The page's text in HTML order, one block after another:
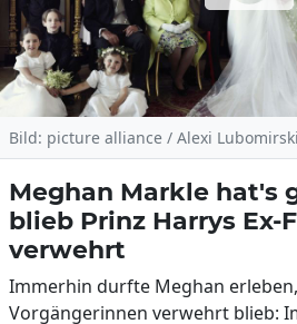
Bild: picture alliance / Alexi
Meghan Markle hat's
blieb Prinz Harrys Ex-
verwehrt
Immerhin durfte Meghan
Vorgängerinnen verwehrt blieb: